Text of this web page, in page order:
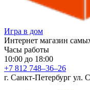
Игра в дом
Интернет магазин
Часы работы
10:00 до 18:00
+7 812 748–36–26
г. Санкт-Петербург ул.